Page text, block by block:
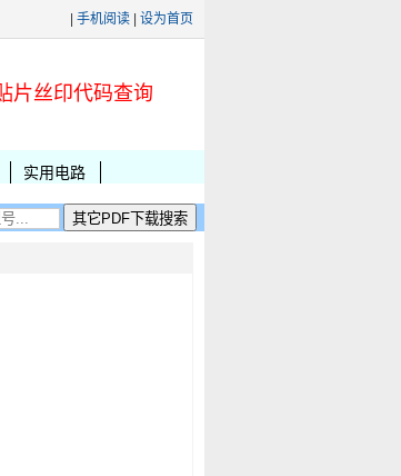
手机阅读 设为首页
片丝印代码查询
实用电路